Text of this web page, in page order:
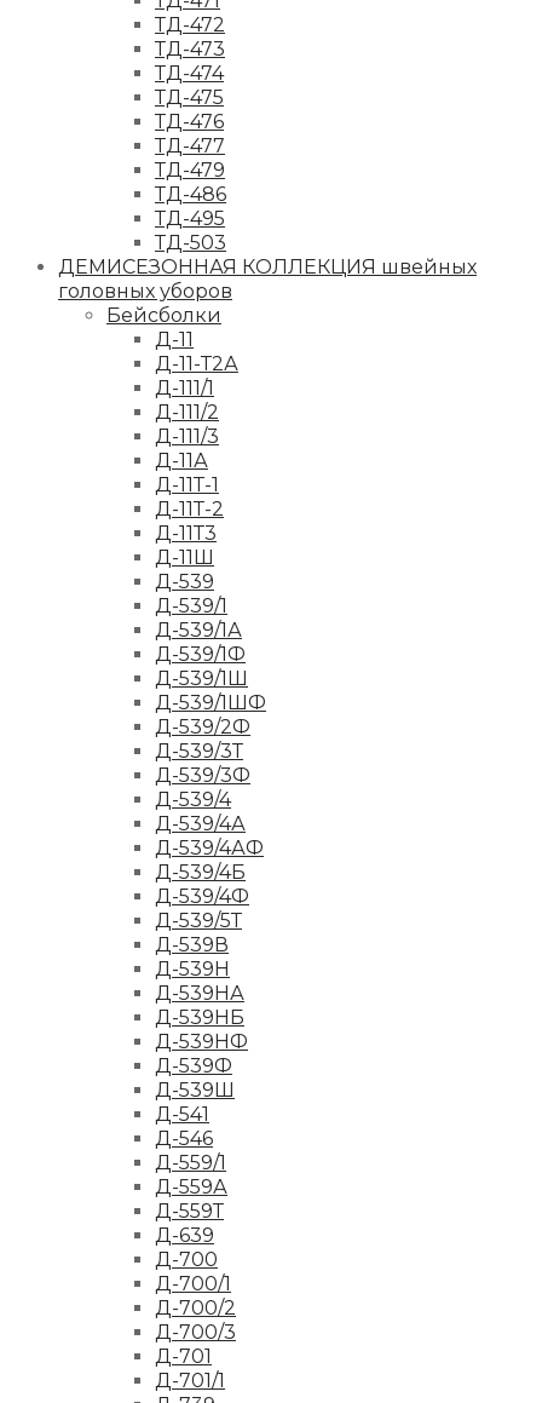
ТД-472
ТД-473
ТД-474
ТД-475
ТД-476
ТД-477
ТД-479
ТД-486
ТД-495
ТД-503
ДЕМИСЕЗОННАЯ КОЛЛЕКЦИЯ швейных
головных уборов
Бейсболки
Д-11
Д-11-Т2А
Д-111/1
Д-111/2
Д-111/3
Д-11А
Д-11Т-1
Д-11Т-2
Д-11Т3
Д-11Ш
Д-539
Д-539/1
Д-539/1А
Д-539/1Ф
Д-539/1Ш
Д-539/1ШФ
Д-539/2Ф
Д-539/3Т
Д-539/3Ф
Д-539/4
Д-539/4А
Д-539/4АФ
Д-539/4Б
Д-539/4Ф
Д-539/5Т
Д-539В
Д-539Н
Д-539НА
Д-539НБ
Д-539НФ
Д-539Ф
Д-539Ш
Д-541
Д-546
Д-559/1
Д-559А
Д-559Т
Д-639
Д-700
Д-700/1
Д-700/2
Д-700/3
Д-701
Д-701/1